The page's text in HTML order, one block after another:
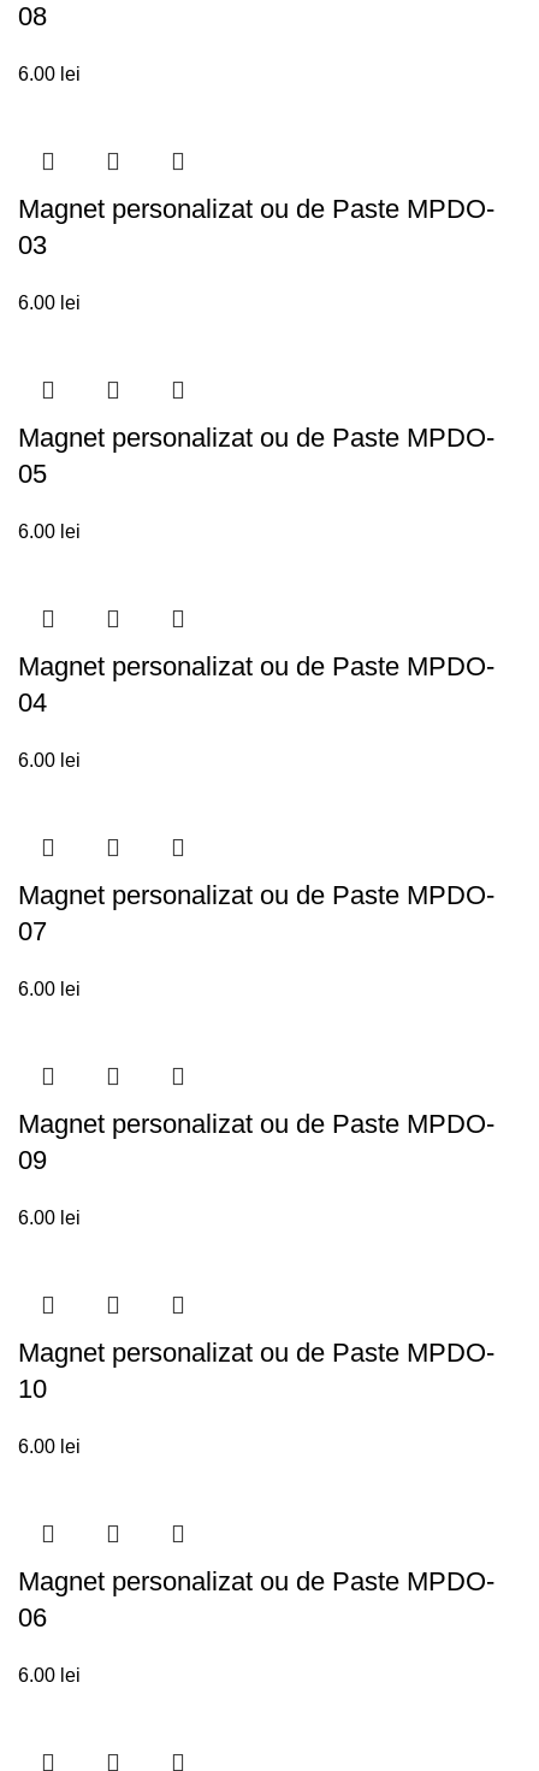
08
6.00 lei
Magnet personalizat ou de Paste MPDO-
03
6.00 lei
Magnet personalizat ou de Paste MPDO-
05
6.00 lei
Magnet personalizat ou de Paste MPDO-
04
6.00 lei
Magnet personalizat ou de Paste MPDO-
07
6.00 lei
Magnet personalizat ou de Paste MPDO-
09
6.00 lei
Magnet personalizat ou de Paste MPDO-
10
6.00 lei
Magnet personalizat ou de Paste MPDO-
06
6.00 lei